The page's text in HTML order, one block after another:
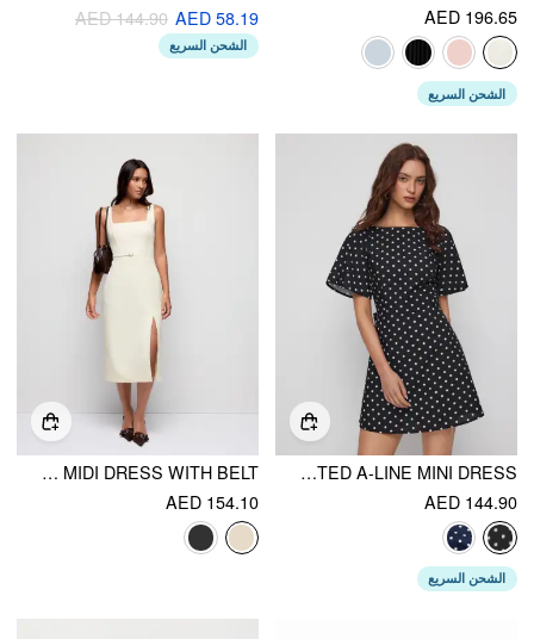
AED 196.65
الشحن السريع
AED 58.19
AED 144.90
الشحن السريع
POLKA DOT BOAT NECK RUFFLE SLEEVE KNOTTED A-LINE MINI DRESS
AED 144.90
الشحن السريع
SQUARE NECK METAL DETAIL SPLIT STRAIGHT MIDI DRESS WITH BELT
AED 154.10